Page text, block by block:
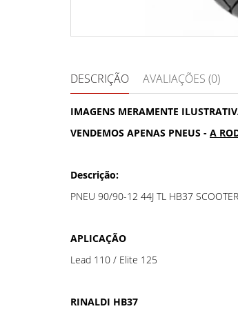
DESCRIÇÃO AVALIAÇÕES (0)
IMAGENS MERAMENTE
VENDEMOS APENAS PNEUS - A
Descrição:
PNEU 90/90-12 44J TL HB37
APLICAÇÃO
Lead 110 / Elite 125
RINALDI HB37